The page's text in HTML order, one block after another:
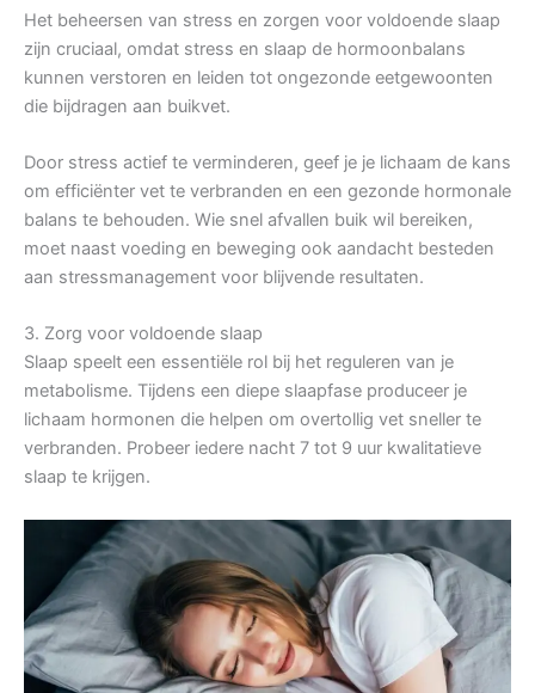
Het beheersen van stress en zorgen voor voldoende slaap
zijn cruciaal, omdat stress en slaap de hormoonbalans
kunnen verstoren en leiden tot ongezonde eetgewoonten
die bijdragen aan buikvet.
Door stress actief te verminderen, geef je je lichaam de kans
om efficiënter vet te verbranden en een gezonde hormonale
balans te behouden. Wie snel afvallen buik wil bereiken,
moet naast voeding en beweging ook aandacht besteden
aan stressmanagement voor blijvende resultaten.
3. Zorg voor voldoende slaap
Slaap speelt een essentiële rol bij het reguleren van je
metabolisme. Tijdens een diepe slaapfase produceer je
lichaam hormonen die helpen om overtollig vet sneller te
verbranden. Probeer iedere nacht 7 tot 9 uur kwalitatieve
slaap te krijgen.